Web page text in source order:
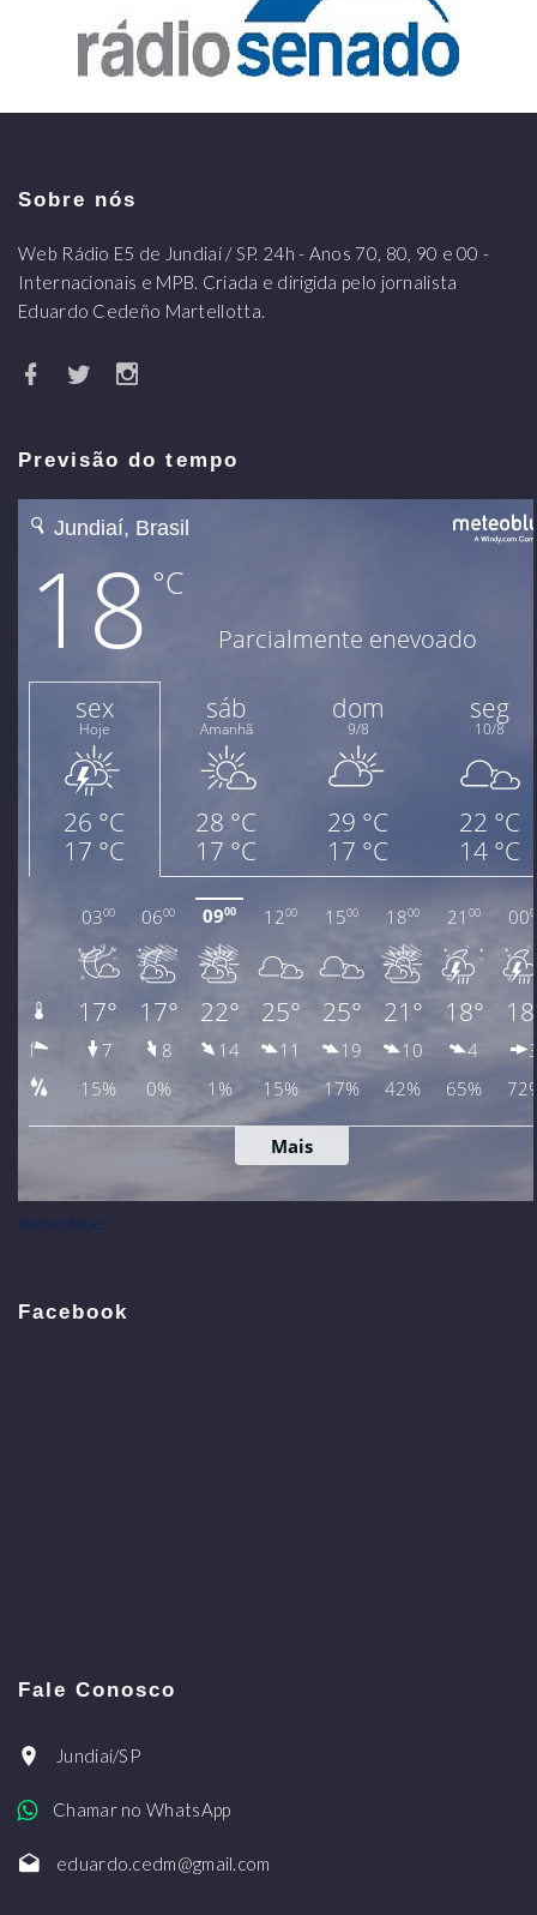
Sobre nós
Web Rádio E5 de Jundiaí / SP. 24h - Anos 70, 80, 90 e 00 -
Internacionais e MPB. Criada e dirigida pelo jornalista
Eduardo Cedeño Martellotta.
Previsão do tempo
meteoblue
Facebook
Fale Conosco
Jundiaí/SP
Chamar no WhatsApp
eduardo.cedm@gmail.com